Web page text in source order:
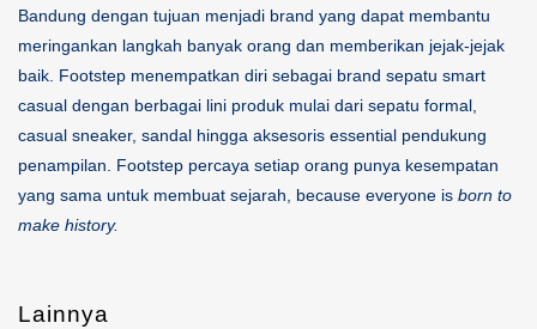
Bandung dengan tujuan menjadi brand yang dapat membantu
meringankan langkah banyak orang dan memberikan jejak-jejak
baik. Footstep menempatkan diri sebagai brand sepatu smart
casual dengan berbagai lini produk mulai dari sepatu formal,
casual sneaker, sandal hingga aksesoris essential pendukung
penampilan. Footstep percaya setiap orang punya kesempatan
yang sama untuk membuat sejarah, because everyone is born to
make history.
Lainnya